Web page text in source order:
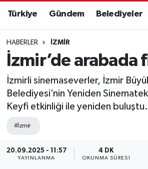
Türkiye Gündem Belediyeler
HABERLER İZMIR
İzmir’de arabada
İzmirli sinemaseverler, İzmir
Belediyesi’nin Yeniden
Keyfi etkinliği ile yeniden buluştu.
#İzmir
20.09.2025 - 11:57
YAYINLANMA
4 DK
OKUNMA SÜRESI
Süper Lig Puan Durumu ve
Tüm Manşetler
Haber Arşivi